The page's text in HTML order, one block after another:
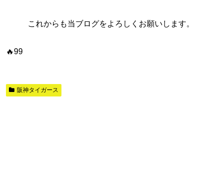
これからも当ブログをよろしくお願いします。
🔥99
阪神タイガース